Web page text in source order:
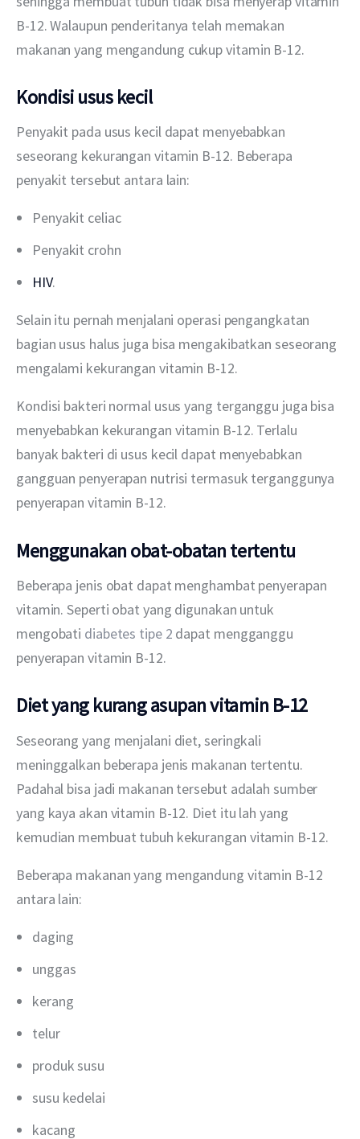
B-12. Walaupun penderitanya telah memakan
makanan yang mengandung cukup vitamin B-12.
Kondisi usus kecil
Penyakit pada usus kecil dapat menyebabkan
seseorang kekurangan vitamin B-12. Beberapa
penyakit tersebut antara lain:
Penyakit celiac
Penyakit crohn
HIV.
Selain itu pernah menjalani operasi pengangkatan
bagian usus halus juga bisa mengakibatkan seseorang
mengalami kekurangan vitamin B-12.
Kondisi bakteri normal usus yang terganggu juga bisa
menyebabkan kekurangan vitamin B-12. Terlalu
banyak bakteri di usus kecil dapat menyebabkan
gangguan penyerapan nutrisi termasuk terganggunya
penyerapan vitamin B-12.
Menggunakan obat-obatan tertentu
Beberapa jenis obat dapat menghambat penyerapan
vitamin. Seperti obat yang digunakan untuk
mengobati diabetes tipe 2 dapat mengganggu
penyerapan vitamin B-12.
Diet yang kurang asupan vitamin B-12
Seseorang yang menjalani diet, seringkali
meninggalkan beberapa jenis makanan tertentu.
Padahal bisa jadi makanan tersebut adalah sumber
yang kaya akan vitamin B-12. Diet itu lah yang
kemudian membuat tubuh kekurangan vitamin B-12.
Beberapa makanan yang mengandung vitamin B-12
antara lain:
daging
unggas
kerang
telur
produk susu
susu kedelai
kacang